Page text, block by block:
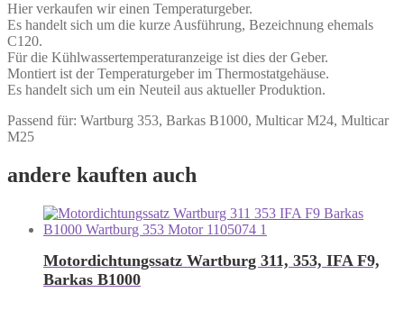
Hier verkaufen wir einen Temperaturgeber.
Es handelt sich um die kurze Ausführung, Bezeichnung ehemals
C120.
Für die Kühlwassertemperaturanzeige ist dies der Geber.
Montiert ist der Temperaturgeber im Thermostatgehäuse.
Es handelt sich um ein Neuteil aus aktueller Produktion.
Passend für: Wartburg 353, Barkas B1000, Multicar M24, Multicar
M25
andere kauften auch
Motordichtungssatz Wartburg 311, 353, IFA F9,
Barkas B1000